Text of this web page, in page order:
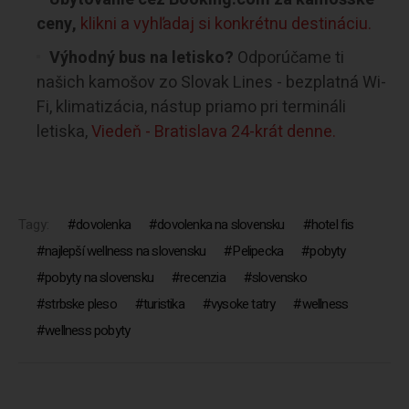
ceny, klikni a vyhľadaj si konkrétnu destináciu.
Výhodný bus na letisko? Odporúčame ti
našich kamošov zo Slovak Lines - bezplatná Wi-
Fi, klimatizácia, nástup priamo pri termináli
letiska,Viedeň - Bratislava 24-krát denne.
Tagy: dovolenka dovolenka na slovensku
hotel fis
najlepší wellness na slovensku
Pelipecka
pobyty
pobyty na slovensku
recenzia
slovensko
strbske pleso
turistika vysoke tatry
wellness
wellness pobyty